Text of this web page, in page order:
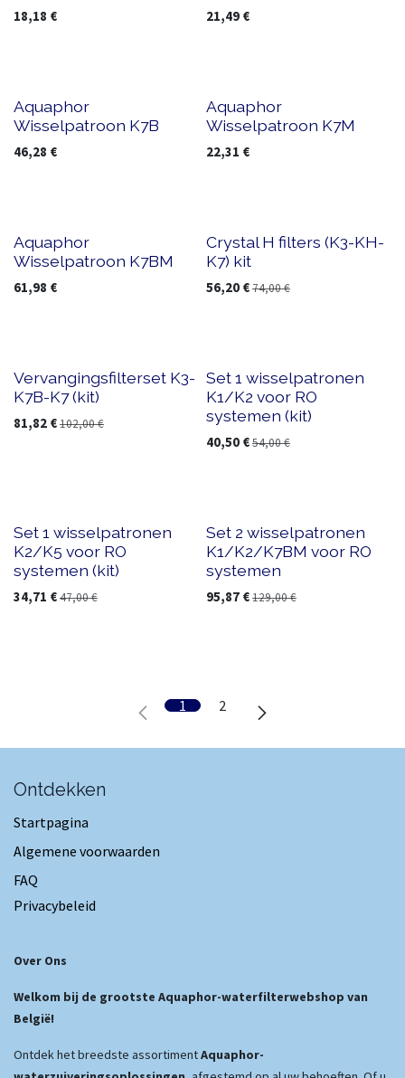
18,18 € 21,49 €
Aquaphor
Wisselpatroon K7B
46,28 €
Aquaphor
Wisselpatroon K7M
22,31 €
Aquaphor
Wisselpatroon K7BM
61,98 €
Crystal H filters (K3-KH-
K7) kit
56,20 €74,00€
Vervangingsfilterset K3-
K7B-K7 (kit)
81,82 €102,00€
Set 1 wisselpatronen
K1/K2 voor RO
systemen (kit)
40,50 €54,00€
Set 1 wisselpatronen
K2/K5 voor RO
systemen (kit)
34,71 €47,00€
Set 2 wisselpatronen
K1/K2/K7BM voor RO
systemen
95,87 €129,00€
1 2
Ontdekken
Startpagina
Algemene voorwaarden
FAQ
Privacybeleid
Over Ons
Welkom bij de grootste Aquaphor-waterfilterwebshop van
België!
Ontdek het breedste assortimentAquaphor-